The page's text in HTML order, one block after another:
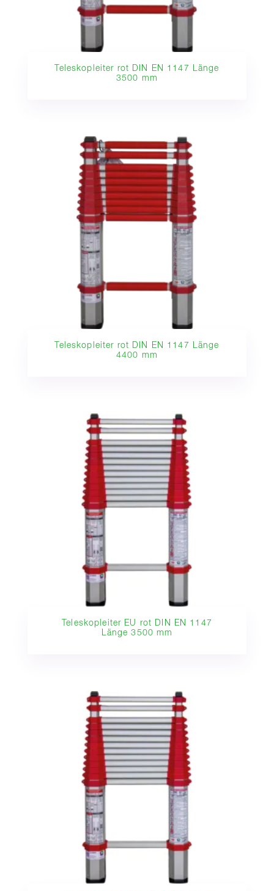
Teleskopleiter rot DIN EN 1147 Länge
3500 mm
Teleskopleiter rot DIN EN 1147 Länge
4400 mm
Teleskopleiter EU rot DIN EN 1147
Länge 3500 mm